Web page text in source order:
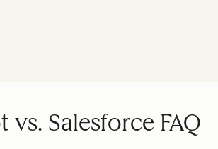
vs. Salesforce FAQ